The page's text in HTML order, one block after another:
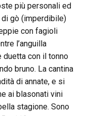
più personali ed
gò (imperdibile)
con fagioli
l’anguilla
duetta con il tonno
bruno. La cantina
di annate, e si
ai blasonati vini
stagione. Sono